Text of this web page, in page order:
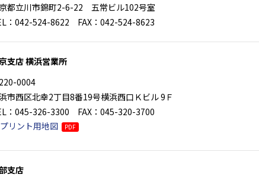
都立川市錦町2-6-22 五常ビル102号室
：042-524-8622 FAX：042-524-8623
支店 横浜営業所
0004
市西区北幸2丁目8番19号横浜西口Ｋビル 9Ｆ
：045-326-3300 FAX：045-320-3700
プリント用地図
PDF
支店